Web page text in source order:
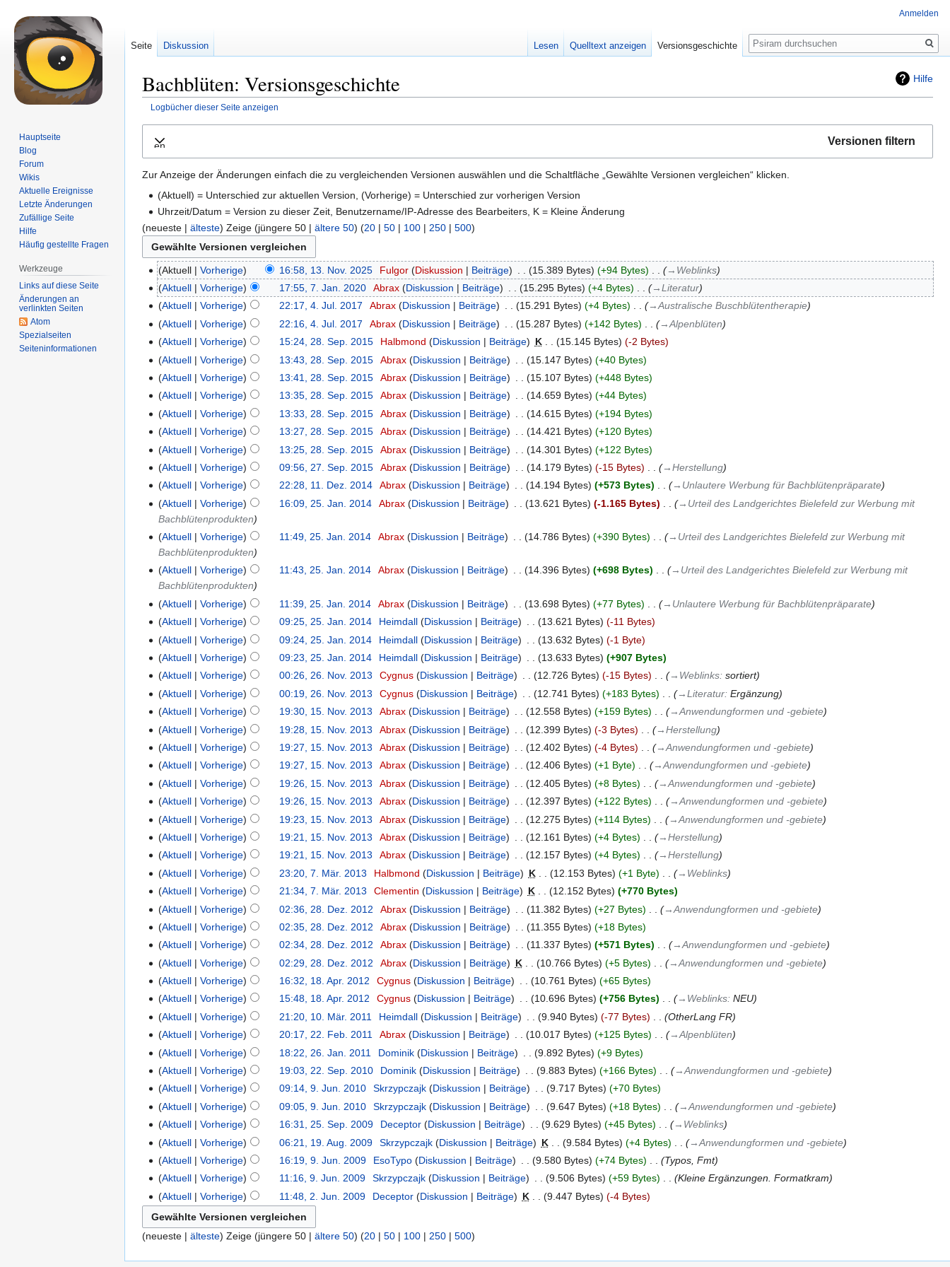
Hilfe
Bachblüten: Versionsgeschichte
Logbücher dieser Seite anzeigen
Navigation
Suche
Versionen filtern
Ausklappen
Zur Anzeige der Änderungen einfach die zu vergleichenden Versionen auswählen und die Schaltfläche „Gewählte Versionen vergleichen“ klicken.
(Aktuell) = Unterschied zur aktuellen Version, (Vorherige) = Unterschied zur vorherigen Version
Uhrzeit/Datum = Version zu dieser Zeit, Benutzername/IP-Adresse des Bearbeiters, K = Kleine Änderung
(neueste | älteste) Zeige (jüngere 50 | ältere 50) (20 | 50 | 100 | 250 | 500)
Aktuell Vorherige 16:58, 13. Nov. 2025 Fulgor Diskussion Beiträge 15.389 Bytes +94 Bytes
→‎Weblinks
Aktuell
Vorherige 17:55, 7. Jan. 2020 Abrax Diskussion Beiträge 15.295 Bytes +4 Bytes
→‎Literatur
Aktuell
Vorherige 22:17, 4. Jul. 2017 Abrax Diskussion Beiträge 15.291 Bytes +4 Bytes
→‎Australische Buschblütentherapie
Aktuell
Vorherige 22:16, 4. Jul. 2017 Abrax Diskussion Beiträge 15.287 Bytes +142 Bytes
→‎Alpenblüten
Aktuell
Vorherige 15:24, 28. Sep. 2015 Halbmond Diskussion Beiträge K 15.145 Bytes
-2 Bytes
Aktuell
Vorherige 13:43, 28. Sep. 2015 Abrax Diskussion Beiträge 15.147 Bytes
+40 Bytes
Aktuell
Vorherige 13:41, 28. Sep. 2015 Abrax Diskussion Beiträge 15.107 Bytes
+448 Bytes
Aktuell
Vorherige 13:35, 28. Sep. 2015 Abrax Diskussion Beiträge 14.659 Bytes
+44 Bytes
Aktuell
Vorherige 13:33, 28. Sep. 2015 Abrax Diskussion Beiträge 14.615 Bytes
+194 Bytes
Aktuell
Vorherige 13:27, 28. Sep. 2015 Abrax Diskussion Beiträge 14.421 Bytes
+120 Bytes
Aktuell
Vorherige 13:25, 28. Sep. 2015 Abrax Diskussion Beiträge 14.301 Bytes
+122 Bytes
Aktuell
Vorherige 09:56, 27. Sep. 2015 Abrax Diskussion Beiträge 14.179 Bytes -15 Bytes
→‎Herstellung
Aktuell
Vorherige 22:28, 11. Dez. 2014 Abrax Diskussion Beiträge 14.194 Bytes +573 Bytes
→‎Unlautere Werbung für Bachblütenpräparate
Aktuell
Vorherige 16:09, 25. Jan. 2014 Abrax Diskussion Beiträge 13.621 Bytes -1.165 Bytes
→‎Urteil des Landgerichtes Bielefeld zur Werbung mit
Bachblütenprodukten
Aktuell
Vorherige 11:49, 25. Jan. 2014 Abrax Diskussion Beiträge 14.786 Bytes +390 Bytes
→‎Urteil des Landgerichtes Bielefeld zur Werbung mit
Bachblütenprodukten
Aktuell
Vorherige 11:43, 25. Jan. 2014 Abrax Diskussion Beiträge 14.396 Bytes +698 Bytes
→‎Urteil des Landgerichtes Bielefeld zur Werbung mit
Bachblütenprodukten
Aktuell
Vorherige 11:39, 25. Jan. 2014 Abrax Diskussion Beiträge 13.698 Bytes +77 Bytes
→‎Unlautere Werbung für Bachblütenpräparate
Aktuell
Vorherige 09:25, 25. Jan. 2014 Heimdall Diskussion Beiträge 13.621 Bytes
-11 Bytes
Aktuell
Vorherige 09:24, 25. Jan. 2014 Heimdall Diskussion Beiträge 13.632 Bytes
-1 Byte
Aktuell
Vorherige 09:23, 25. Jan. 2014 Heimdall Diskussion Beiträge 13.633 Bytes
+907 Bytes
Aktuell
Vorherige 00:26, 26. Nov. 2013 Cygnus Diskussion Beiträge 12.726 Bytes -15 Bytes →‎Weblinks: sortiert
Aktuell
Vorherige 00:19, 26. Nov. 2013 Cygnus Diskussion Beiträge 12.741 Bytes +183 Bytes →‎Literatur: Ergänzung
Aktuell
Vorherige 19:30, 15. Nov. 2013 Abrax Diskussion Beiträge 12.558 Bytes +159 Bytes
→‎Anwendungformen und -gebiete
Aktuell
Vorherige 19:28, 15. Nov. 2013 Abrax Diskussion Beiträge 12.399 Bytes -3 Bytes
→‎Herstellung
Aktuell
Vorherige 19:27, 15. Nov. 2013 Abrax Diskussion Beiträge 12.402 Bytes -4 Bytes
→‎Anwendungformen und -gebiete
Aktuell
Vorherige 19:27, 15. Nov. 2013 Abrax Diskussion Beiträge 12.406 Bytes +1 Byte
→‎Anwendungformen und -gebiete
Aktuell
Vorherige 19:26, 15. Nov. 2013 Abrax Diskussion Beiträge 12.405 Bytes +8 Bytes
→‎Anwendungformen und -gebiete
Aktuell
Vorherige 19:26, 15. Nov. 2013 Abrax Diskussion Beiträge 12.397 Bytes +122 Bytes
→‎Anwendungformen und -gebiete
Aktuell
Vorherige 19:23, 15. Nov. 2013 Abrax Diskussion Beiträge 12.275 Bytes +114 Bytes
→‎Anwendungformen und -gebiete
Aktuell
Vorherige 19:21, 15. Nov. 2013 Abrax Diskussion Beiträge 12.161 Bytes +4 Bytes
→‎Herstellung
Aktuell
Vorherige 19:21, 15. Nov. 2013 Abrax Diskussion Beiträge 12.157 Bytes +4 Bytes
→‎Herstellung
Aktuell
Vorherige 23:20, 7. Mär. 2013 Halbmond Diskussion Beiträge K 12.153 Bytes +1 Byte
→‎Weblinks
Aktuell
Vorherige 21:34, 7. Mär. 2013 Clementin Diskussion Beiträge K 12.152 Bytes
+770 Bytes
Aktuell
Vorherige 02:36, 28. Dez. 2012 Abrax Diskussion Beiträge 11.382 Bytes +27 Bytes
→‎Anwendungformen und -gebiete
Aktuell
Vorherige 02:35, 28. Dez. 2012 Abrax Diskussion Beiträge 11.355 Bytes
+18 Bytes
Aktuell
Vorherige 02:34, 28. Dez. 2012 Abrax Diskussion Beiträge 11.337 Bytes +571 Bytes
→‎Anwendungformen und -gebiete
Aktuell
Vorherige 02:29, 28. Dez. 2012 Abrax Diskussion Beiträge K 10.766 Bytes +5 Bytes
→‎Anwendungformen und -gebiete
Aktuell
Vorherige 16:32, 18. Apr. 2012 Cygnus Diskussion Beiträge 10.761 Bytes
+65 Bytes
Aktuell
Vorherige 15:48, 18. Apr. 2012 Cygnus Diskussion Beiträge 10.696 Bytes +756 Bytes →‎Weblinks: NEU
Aktuell
Vorherige 21:20, 10. Mär. 2011 Heimdall Diskussion Beiträge 9.940 Bytes -77 Bytes
OtherLang FR
Aktuell
Vorherige 20:17, 22. Feb. 2011 Abrax Diskussion Beiträge 10.017 Bytes +125 Bytes
→‎Alpenblüten
Aktuell
Vorherige 18:22, 26. Jan. 2011 Dominik Diskussion Beiträge 9.892 Bytes
+9 Bytes
Aktuell
Vorherige 19:03, 22. Sep. 2010 Dominik Diskussion Beiträge 9.883 Bytes +166 Bytes
→‎Anwendungformen und -gebiete
Aktuell
Vorherige 09:14, 9. Jun. 2010 Skrzypczajk Diskussion Beiträge 9.717 Bytes
+70 Bytes
Aktuell
Vorherige 09:05, 9. Jun. 2010 Skrzypczajk Diskussion Beiträge 9.647 Bytes +18 Bytes
→‎Anwendungformen und -gebiete
Aktuell
Vorherige 16:31, 25. Sep. 2009 Deceptor Diskussion Beiträge 9.629 Bytes +45 Bytes
→‎Weblinks
Aktuell
Vorherige 06:21, 19. Aug. 2009 Skrzypczajk Diskussion Beiträge K 9.584 Bytes +4 Bytes
→‎Anwendungformen und -gebiete
Aktuell
Vorherige 16:19, 9. Jun. 2009 EsoTypo Diskussion Beiträge 9.580 Bytes +74 Bytes
Typos, Fmt
Aktuell
Vorherige 11:16, 9. Jun. 2009 Skrzypczajk Diskussion Beiträge 9.506 Bytes +59 Bytes
Kleine Ergänzungen. Formatkram
Aktuell
Vorherige 11:48, 2. Jun. 2009 Deceptor Diskussion Beiträge K 9.447 Bytes -4 Bytes
(neueste | älteste) Zeige (jüngere 50 | ältere 50) (20 | 50 | 100 | 250 | 500)
Anmelden
Seite Diskussion Lesen Quelltext anzeigen Versionsgeschichte
Suche
Hauptseite
Blog
Forum
Wikis
Aktuelle Ereignisse
Letzte Änderungen
Zufällige Seite
Hilfe
Häufig gestellte Fragen
Werkzeuge
Links auf diese Seite
Änderungen an
verlinkten Seiten
Atom
Spezialseiten
Seiten­informationen